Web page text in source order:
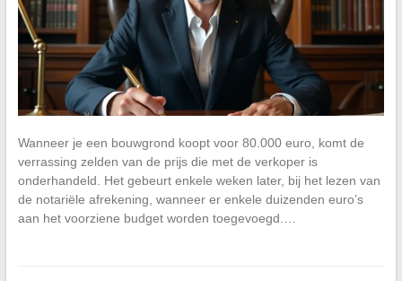
Wanneer je een bouwgrond koopt voor 80.000 euro, komt de
verrassing zelden van de prijs die met de verkoper is
onderhandeld. Het gebeurt enkele weken later, bij het lezen van
de notariële afrekening, wanneer er enkele duizenden euro’s
aan het voorziene budget worden toegevoegd.…